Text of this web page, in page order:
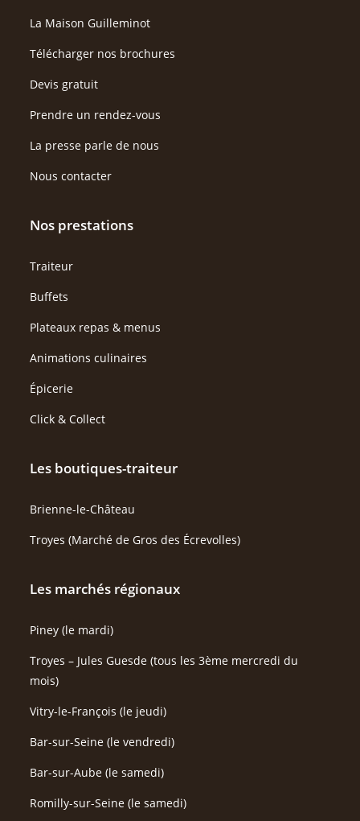
La Maison Guilleminot
Télécharger nos brochures
Devis gratuit
Prendre un rendez-vous
La presse parle de nous
Nous contacter
Nos prestations
Traiteur
Buffets
Plateaux repas & menus
Animations culinaires
Épicerie
Click & Collect
Les boutiques-traiteur
Brienne-le-Château
Troyes (Marché de Gros des Écrevolles)
Les marchés régionaux
Piney (le mardi)
Troyes – Jules Guesde (tous les 3ème mercredi du
mois)
Vitry-le-François (le jeudi)
Bar-sur-Seine (le vendredi)
Bar-sur-Aube (le samedi)
Romilly-sur-Seine (le samedi)